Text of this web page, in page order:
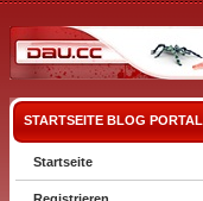
STARTSEITE BLOG PORTAL
Startseite